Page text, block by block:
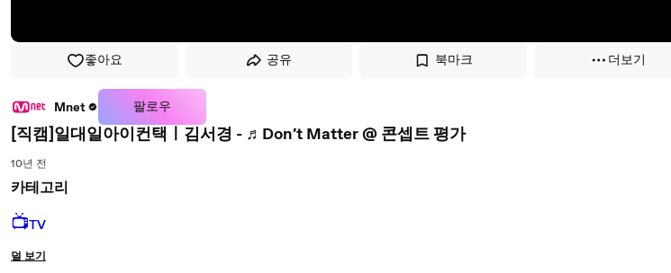
좋아요 공유 북마크 더보기
Mnet 팔로우
[직캠]일대일아이컨택ㅣ김서경 - ♬Don′t Matter @ 콘셉트 평가
10년 전
카테고리
📺TV
덜 보기